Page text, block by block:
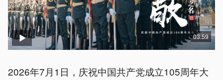
03:59
2026年7月1日，庆祝中国共产党成立105周年大